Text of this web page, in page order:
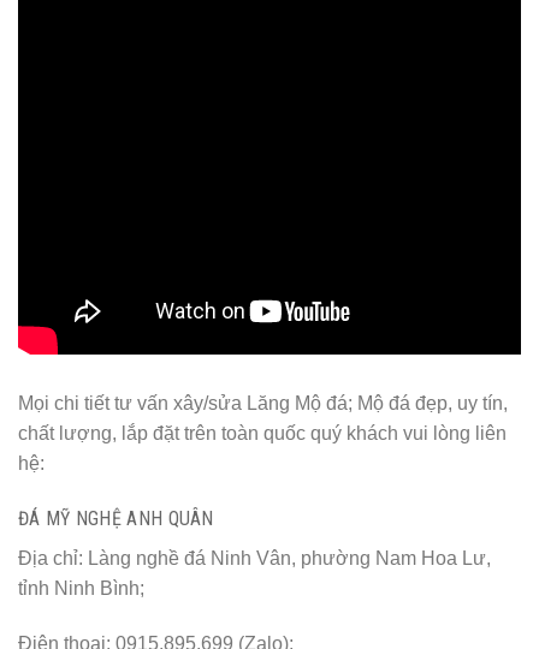
Mọi chi tiết tư vấn xây/sửa Lăng Mộ đá; Mộ đá đẹp, uy tín,
chất lượng, lắp đặt trên toàn quốc quý khách vui lòng liên
hệ:
ĐÁ MỸ NGHỆ ANH QUÂN
Địa chỉ: Làng nghề đá Ninh Vân, phường Nam Hoa Lư,
tỉnh Ninh Bình;
Điện thoại: 0915.895.699 (Zalo);